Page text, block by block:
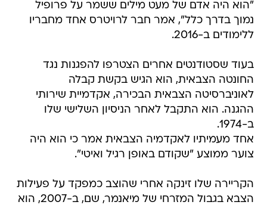
"הוא היה אדם של מעט מילים ששמר על פרופיל
נמוך בדרך כלל", אמר חבר לרויטרס אחד מחבריו
ללימודים ב-2016.
בעוד שסטודנטים אחרים הצטרפו להפגנות נגד
החונטה הצבאית, הוא הגיש בקשת קבלה
לאוניברסיטה הצבאית הבכירה, אקדמיית שירותי
ההגנה. הוא התקבל לאחר הניסיון השלישי שלו
ב-1974.
אחד מעמיתיו לאקדמיה הצבאית אמר כי הוא היה
צוער ממוצע "שקודם באופן רגיל ואיטי".
הקריירה שלו זינקה אחרי שהוצב כמפקד על פעילות
הצבא בגבול המזרחי של מיאנמר, שם, ב-2007, הוא